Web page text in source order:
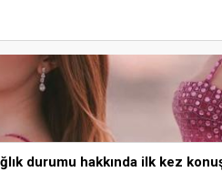
durumu hakkında ilk kez